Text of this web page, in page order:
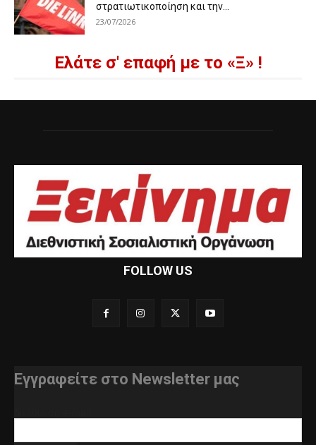
στρατιωτικοποίηση και την...
23/07/2026
Ελάτε σ' επαφή με το «Ξ» !
FOLLOW US
Εγγραφείτε στο Newsletter μας